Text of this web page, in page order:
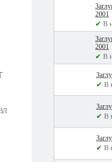
2001
✔ В
2001
✔ В
✔ В
✔ В
✔ В